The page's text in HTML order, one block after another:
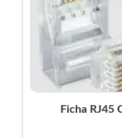
Ficha RJ45